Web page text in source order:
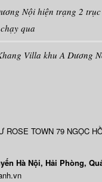
Nội hiện trạng 2
qua
Villa khu A Dương
ROSE TOWN79 NGỌC
Hà Nội, Hải Phòng,